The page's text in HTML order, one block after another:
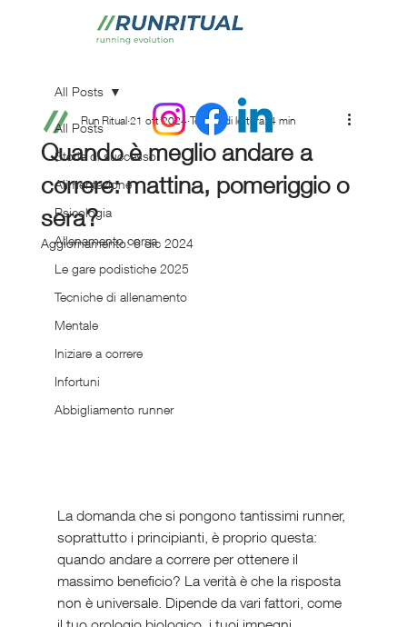
All Posts
Storie di successo
Alimentazione
Psicologia
Allenamento corsa
Le gare podistiche 2025
Tecniche di allenamento
Mentale
Iniziare a correre
Infortuni
Abbigliamento runner
All Posts
Quando è meglio andare a
correre: mattina, pomeriggio o
sera?
Run Ritual 21 ott 2024 Tempo di lettura: 4 min
Aggiornamento:6 dic 2024
La domanda che si pongono tantissimi runner,
soprattutto i principianti, è proprio questa:
quando andare a correre per ottenere il
massimo beneficio? La verità è che la risposta
non è universale. Dipende da vari fattori, come